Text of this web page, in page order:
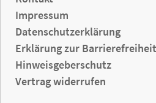
Impressum
Datenschutzerklärung
Erklärung zur Barrierefreiheit
Hinweisgeberschutz
Vertrag widerrufen